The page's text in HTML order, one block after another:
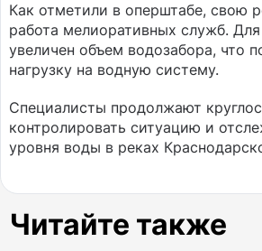
Как отметили в оперштабе, свою
работа мелиоративных служб.
увеличен объем водозабора, что
нагрузку на водную систему.
Специалисты продолжают
контролировать ситуацию и
уровня воды в реках
Читайте также